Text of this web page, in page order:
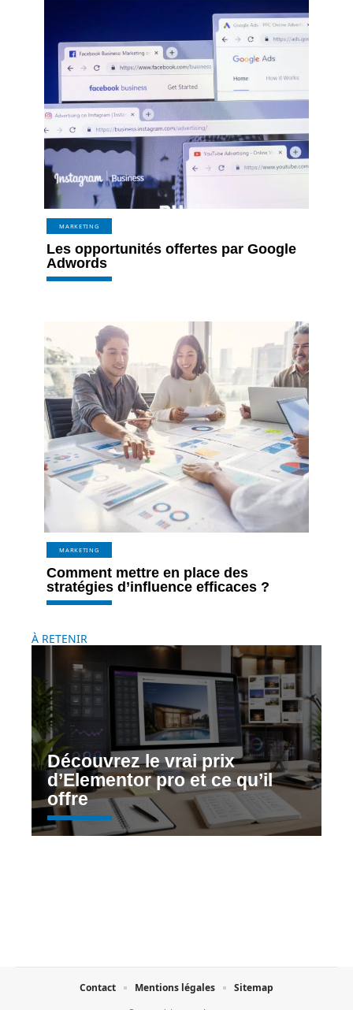
MARKETING
Les opportunités offertes par Google
Adwords
MARKETING
Comment mettre en place des
stratégies d’influence efficaces ?
À RETENIR
Découvrez le vrai prix
d’Elementor pro et ce qu’il
offre
Contact Mentions légales Sitemap